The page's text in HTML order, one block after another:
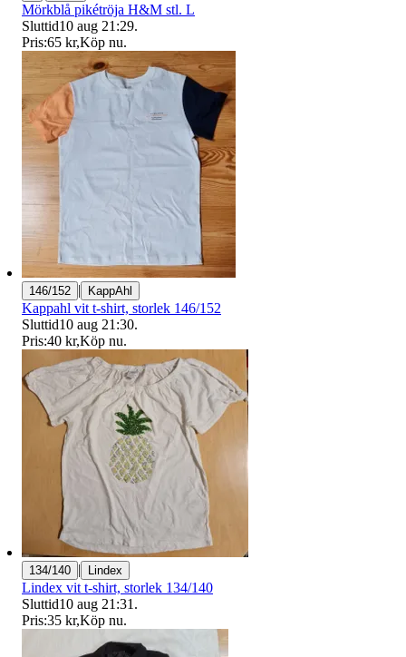
Mörkblå pikétröja H&M stl. L
Sluttid10 aug 21:29.
Pris:65 kr,Köp nu.
146/152 | KappAhl
Kappahl vit t-shirt, storlek 146/152
Sluttid10 aug 21:30.
Pris:40 kr,Köp nu.
134/140 | Lindex
Lindex vit t-shirt, storlek 134/140
Sluttid10 aug 21:31 .
Pris:35 kr,Köp nu.